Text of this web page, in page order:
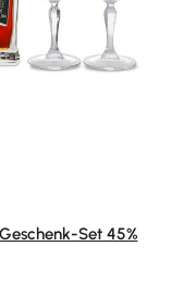
5 Sternen
Set 45%